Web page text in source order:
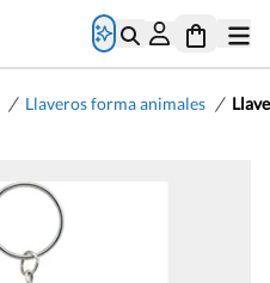
/ Llaveros forma animales /